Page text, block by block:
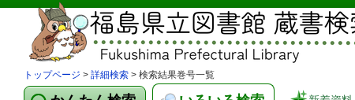
トップページ > 詳細検索 > 検索結果巻号一覧